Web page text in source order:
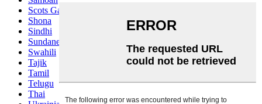
Scots Gaelic
Shona
Sindhi
Sundanese
Swahili
Tajik
Tamil
Telugu
Thai